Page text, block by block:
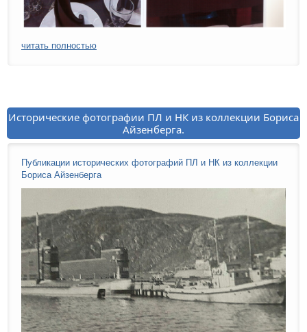
читать полностью
Исторические фотографии ПЛ и НК из коллекции Бориса
Айзенберга.
Публикации исторических фотографий ПЛ и НК из коллекции
Бориса Айзенберга